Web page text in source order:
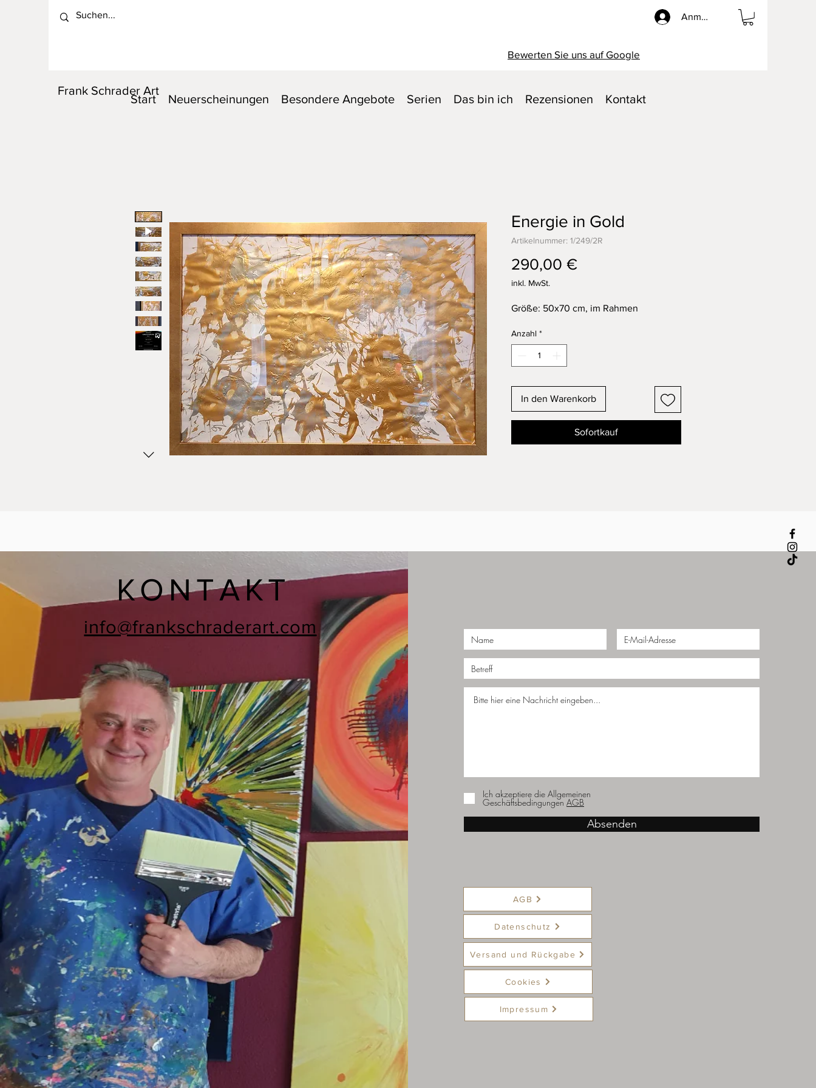
Anmelden
Bewerten Sie uns auf Google
Frank Schrader Art
Start Neuerscheinungen Besondere Angebote Serien Das bin ich Rezensionen Kontakt
Energie in Gold
Artikelnummer: 1/249/2R
290,00 €Preis
inkl. MwSt.
Größe: 50x70 cm, im Rahmen
Anzahl *
In den Warenkorb
Sofortkauf
KONTAKT
info@frankschraderart.com
Ich akzeptiere die Allgemeinen
Geschäftsbedingungen AGB
Absenden
AGB
Datenschutz
Versand und Rückgabe
Cookies
Impressum